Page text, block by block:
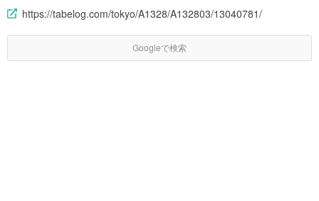
https://tabelog.com/tokyo/A1328/A132803/13040781/
Googleで検索